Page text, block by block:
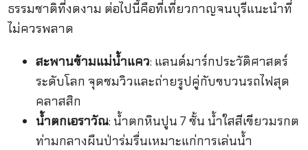
ธรรมชาติที่งดงาม ต่อไปนี้คือที่เที่ยวกาญจนบุรีแนะนำที่
ไม่ควรพลาด
สะพานข้ามแม่น้ำแคว: แลนด์มาร์กประวัติศาสตร์
ระดับโลก จุดชมวิวและถ่ายรูปคู่กับขบวนรถไฟสุด
คลาสสิก
น้ำตกเอราวัณ: น้ำตกหินปูน 7 ชั้น น้ำใสสีเขียวมรกต
ท่ามกลางผืนป่าร่มรื่นเหมาะแก่การเล่นน้ำ